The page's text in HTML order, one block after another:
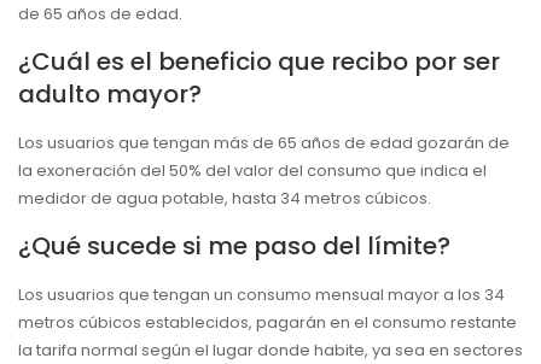
de 65 años de edad.
¿Cuál es el beneficio que recibo por ser
adulto mayor?
Los usuarios que tengan más de 65 años de edad gozarán de
la exoneración del 50% del valor del consumo que indica el
medidor de agua potable, hasta 34 metros cúbicos.
¿Qué sucede si me paso del límite?
Los usuarios que tengan un consumo mensual mayor a los 34
metros cúbicos establecidos, pagarán en el consumo restante
la tarifa normal según el lugar donde habite, ya sea en sectores